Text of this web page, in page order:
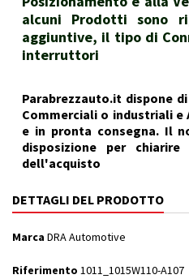
alcuni Prodotti sono
aggiuntive, il tipo di
interruttori
Parabrezzauto.it dispone
Commerciali o industriali
e in pronta consegna. Il
disposizione per
dell'acquisto
DETTAGLI DEL PRODOTTO
Marca DRA Automotive
Riferimento 1011_1015W110-A107